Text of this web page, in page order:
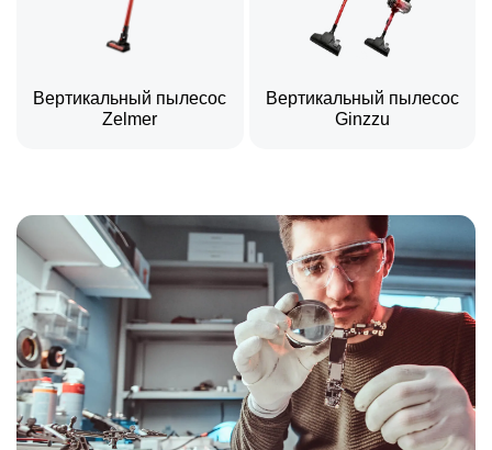
Вертикальный пылесос
Zelmer
Вертикальный пылесос
Ginzzu